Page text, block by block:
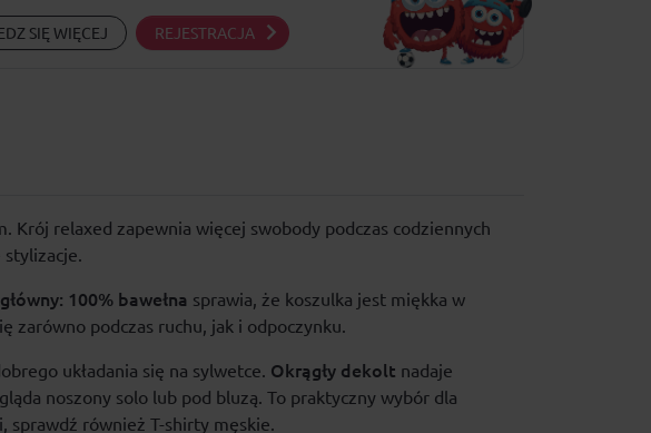
SIĘ WIĘCEJ REJESTRACJA
Krój relaxed zapewnia więcej swobody podczas codziennych
stylizacje.
100% bawełna sprawia, że koszulka jest miękka w
zarówno podczas ruchu, jak i odpoczynku.
układania się na sylwetce. Okrągły dekolt nadaje
noszony solo lub pod bluzą. To praktyczny wybór dla
sprawdź również T-shirty męskie.